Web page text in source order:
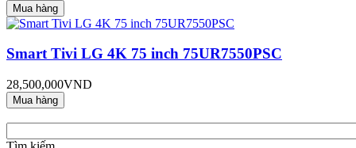
Smart Tivi LG 4K 75 inch 75UR7550PSC
28,500,000VND